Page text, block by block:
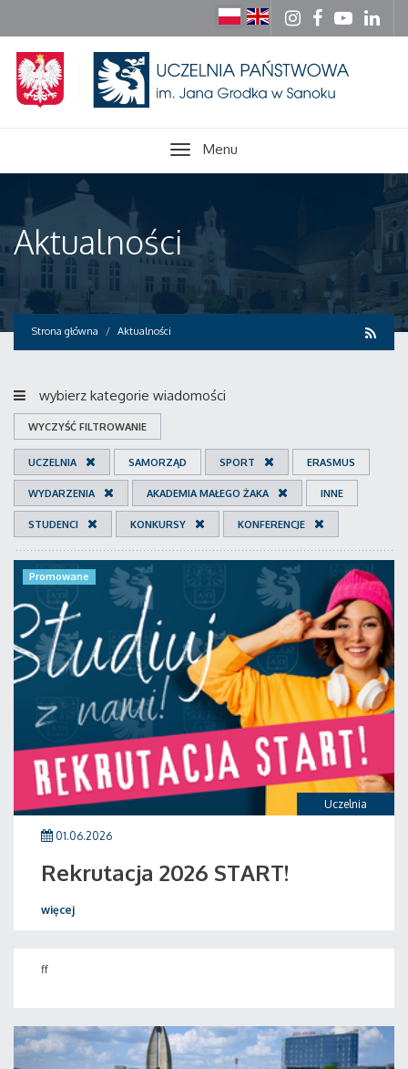
Menu
Aktualności
Strona główna Aktualności
wybierz kategorie wiadomości
WYCZYŚĆ FILTROWANIE
UCZELNIA SAMORZĄD SPORT ERASMUS
WYDARZENIA AKADEMIA MAŁEGO ŻAKA INNE
STUDENCI KONKURSY KONFERENCJE
Uczelnia
Promowane
01.06.2026
Rekrutacja 2026 START!
więcej
ff